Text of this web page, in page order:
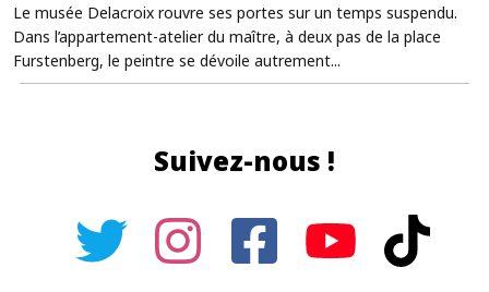
Le musée Delacroix rouvre ses portes sur un temps suspendu.
Dans l’appartement-atelier du maître, à deux pas de la place
Furstenberg, le peintre se dévoile autrement...
Suivez-nous !